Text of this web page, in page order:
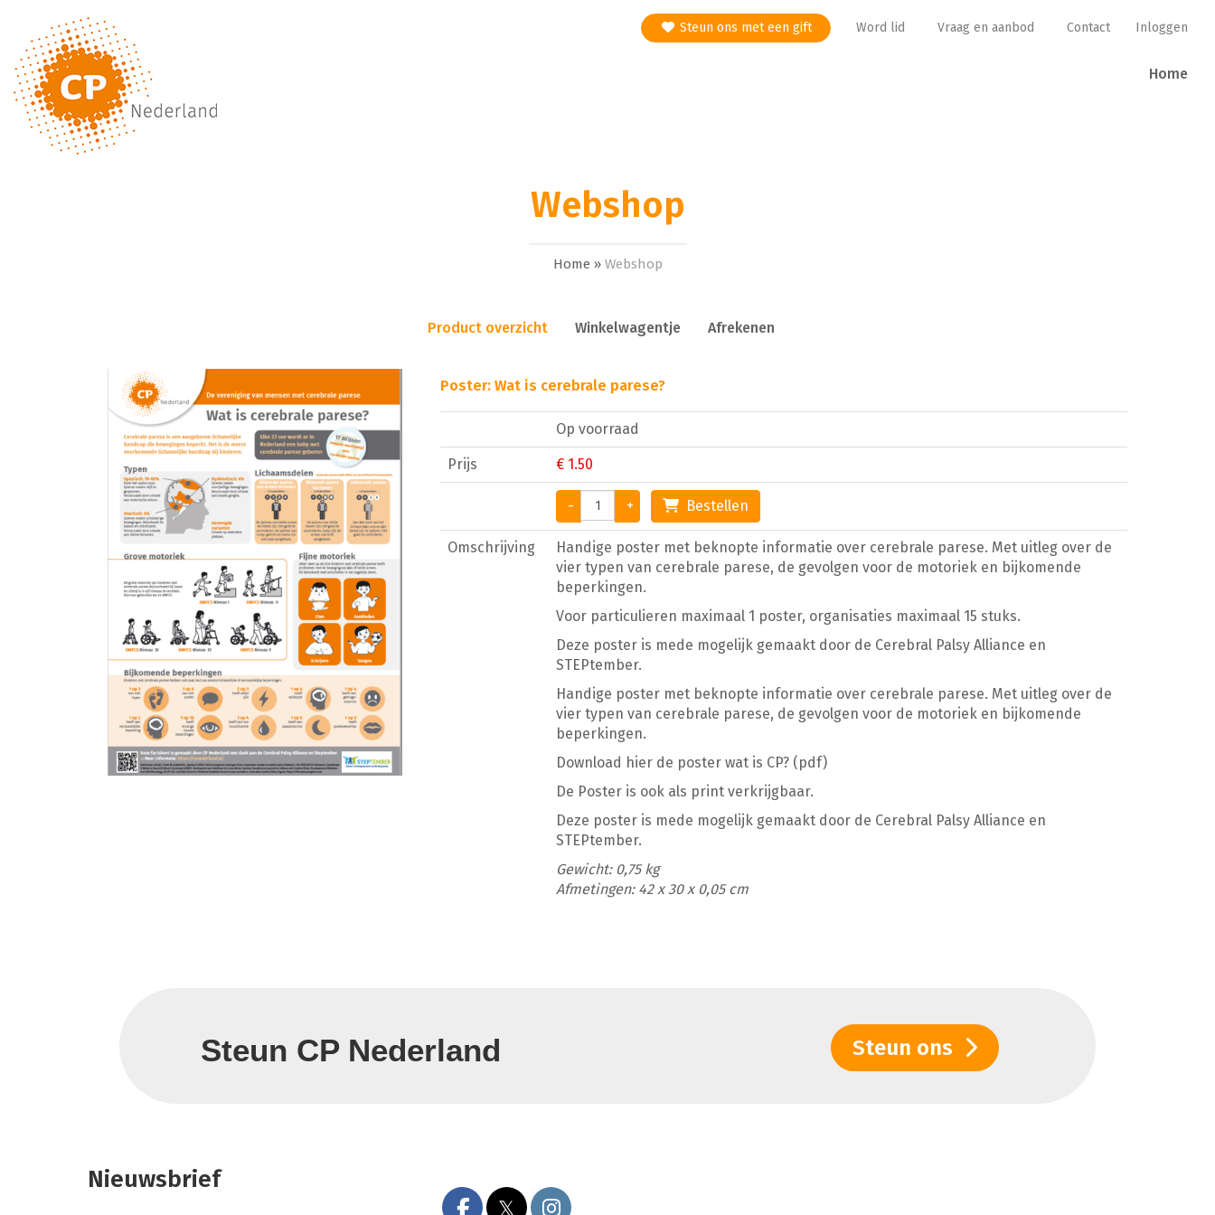
Steun ons met een gift Word lid Vraag en aanbod Contact Inloggen
Home
Webshop
Home » Webshop
Product overzicht Winkelwagentje Afrekenen
Poster: Wat is cerebrale parese?
Op voorraad
Prijs € 1.50
- + Bestellen
Omschrijving
Handige poster met beknopte informatie over cerebrale parese. Met uitleg over de
vier typen van cerebrale parese, de gevolgen voor de motoriek en bijkomende
beperkingen.
Voor particulieren maximaal 1 poster, organisaties maximaal 15 stuks.
Deze poster is mede mogelijk gemaakt door de Cerebral Palsy Alliance en
STEPtember.
Handige poster met beknopte informatie over cerebrale parese. Met uitleg over de
vier typen van cerebrale parese, de gevolgen voor de motoriek en bijkomende
beperkingen.
Download hier de poster wat is CP? (pdf)
De Poster is ook als print verkrijgbaar.
Deze poster is mede mogelijk gemaakt door de Cerebral Palsy Alliance en
STEPtember.
Gewicht: 0,75 kg
Afmetingen: 42 x 30 x 0,05 cm
Steun CP Nederland Steun ons
Nieuwsbrief
𝕏